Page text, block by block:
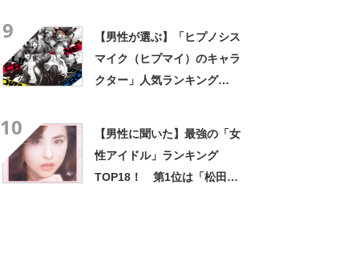
9
【男性が選ぶ】「ヒプノシス
マイク（ヒプマイ）のキャラ
クター」人気ランキング
10
【男性に聞いた】最強の「女
性アイドル」ランキング
TOP18！ 第1位は「松田聖